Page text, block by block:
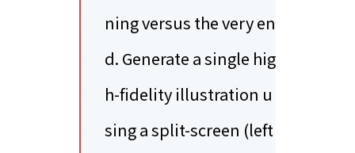
ning versus the very en
d. Generate a single hig
h-fidelity illustration u
sing a split-screen (left